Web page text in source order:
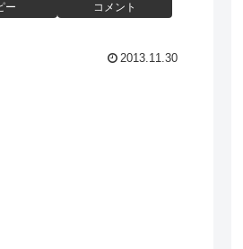
ー コメント
2013.11.30